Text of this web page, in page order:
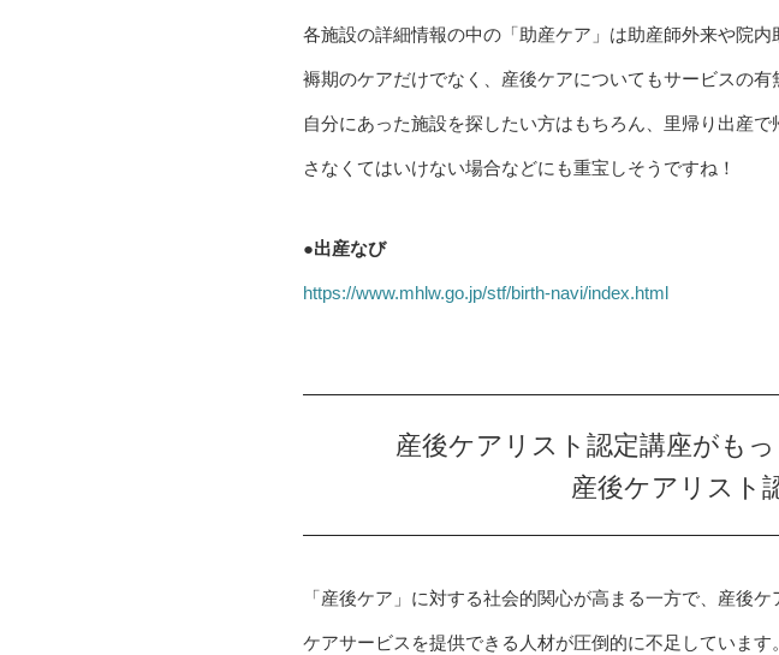
各施設の詳細情報の中の「助産ケア」は助産師外来や院
褥期のケアだけでなく、産後ケアについてもサービスの有
自分にあった施設を探したい方はもちろん、里帰り出産
さなくてはいけない場合などにも重宝しそうですね！
●出産なび
https://www.mhlw.go.jp/stf/birth-navi/index.html
産後ケアリスト認定講座がも
産後ケアリスト
「産後ケア」に対する社会的関心が高まる一方で、産後
ケアサービスを提供できる人材が圧倒的に不足していま